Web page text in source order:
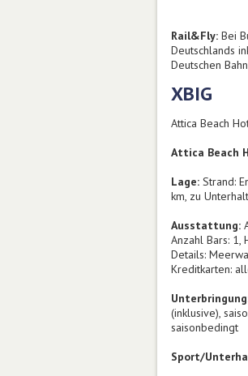
Rail&Fly: Bei
Deutschlands
Deutschen
XBIG
Attica Beach
Attica Beach
Lage: Strand:
km, zu
Ausstattung:
Anzahl Bars: 1,
Details:
Kreditkarten:
(inklusive),
saisonbedingt
Sport/